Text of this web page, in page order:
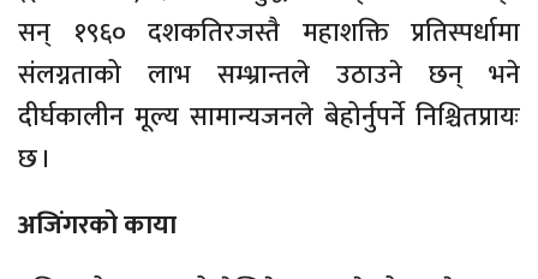
सन् १९६० दशकतिरजस्तै महाशक्ति प्रतिस्पर्धामा
संलग्नताको लाभ सम्भ्रान्तले उठाउने छन् भने
दीर्घकालीन मूल्य सामान्यजनले बेहोर्नुपर्ने निश्चितप्रायः
छ ।
अजिंगरको काया